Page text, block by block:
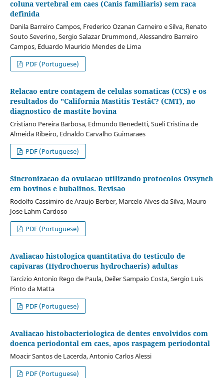
coluna vertebral em caes (Canis familiaris) sem raca
definida
Danila Barreiro Campos, Frederico Ozanan Carneiro e Silva, Renato
Souto Severino, Sergio Salazar Drummond, Alessandro Barreiro
Campos, Eduardo Mauricio Mendes de Lima
PDF (Portuguese)
Relacao entre contagem de celulas somaticas (CCS) e os
resultados do "California Mastitis Testâ€? (CMT), no
diagnostico de mastite bovina
Cristiano Pereira Barbosa, Edmundo Benedetti, Sueli Cristina de
Almeida Ribeiro, Ednaldo Carvalho Guimaraes
PDF (Portuguese)
Sincronizacao da ovulacao utilizando protocolos Ovsynch
em bovinos e bubalinos. Revisao
Rodolfo Cassimiro de Araujo Berber, Marcelo Alves da Silva, Mauro
Jose Lahm Cardoso
PDF (Portuguese)
Avaliacao histologica quantitativa do testiculo de
capivaras (Hydrochoerus hydrochaeris) adultas
Tarcizio Antonio Rego de Paula, Deiler Sampaio Costa, Sergio Luis
Pinto da Matta
PDF (Portuguese)
Avaliacao histobacteriologica de dentes envolvidos com
doenca periodontal em caes, apos raspagem periodontal
Moacir Santos de Lacerda, Antonio Carlos Alessi
PDF (Portuguese)